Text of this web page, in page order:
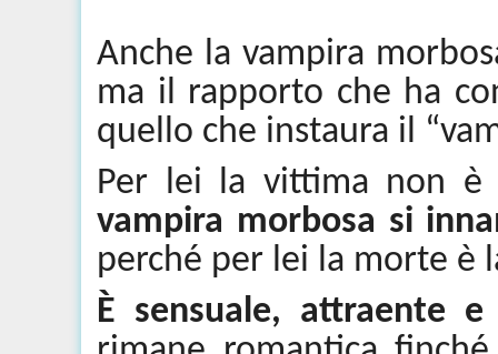
Anche la vampira
ma il rapporto che ha
quello che instaura il
Per lei la vittima non è
vampira morbosa si
perché per lei la morte è
È sensuale, attraente